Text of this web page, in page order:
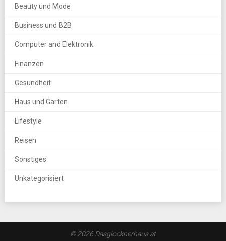
Beauty und Mode
Business und B2B
Computer and Elektronik
Finanzen
Gesundheit
Haus und Garten
Lifestyle
Reisen
Sonstiges
Unkategorisiert
© 2026 Dasglocknerhaus.at